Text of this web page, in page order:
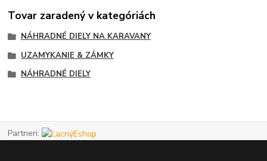
Tovar zaradený v kategóriách
NÁHRADNÉ DIELY NA KARAVANY
UZAMYKANIE & ZÁMKY
NÁHRADNÉ DIELY
Partneri: